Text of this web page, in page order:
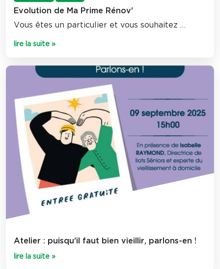
Evolution de Ma Prime Rénov'
Vous êtes un particulier et vous souhaitez …
lire la suite »
Atelier : puisqu'il faut bien vieillir, parlons-en !
lire la suite »